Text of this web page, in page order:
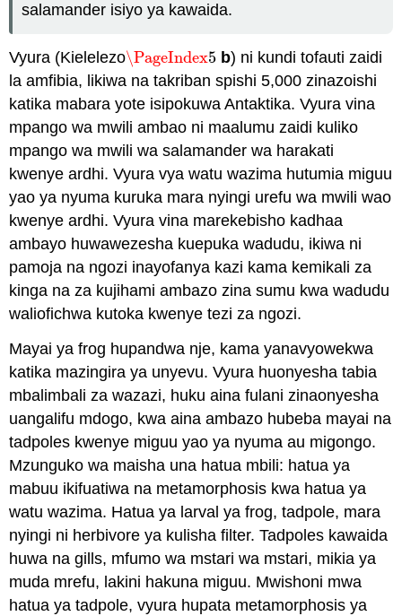
salamander isiyo ya kawaida.
Vyura (Kielelezo\PageIndex5
\PageIndex5 b) ni kundi tofauti zaidi
la amfibia, likiwa na takriban spishi 5,000 zinazoishi
katika mabara yote isipokuwa Antaktika. Vyura vina
mpango wa mwili ambao ni maalumu zaidi kuliko
mpango wa mwili wa salamander wa harakati
kwenye ardhi. Vyura vya watu wazima hutumia miguu
yao ya nyuma kuruka mara nyingi urefu wa mwili wao
kwenye ardhi. Vyura vina marekebisho kadhaa
ambayo huwawezesha kuepuka wadudu, ikiwa ni
pamoja na ngozi inayofanya kazi kama kemikali za
kinga na za kujihami ambazo zina sumu kwa wadudu
waliofichwa kutoka kwenye tezi za ngozi.
Mayai ya frog hupandwa nje, kama yanavyowekwa
katika mazingira ya unyevu. Vyura huonyesha tabia
mbalimbali za wazazi, huku aina fulani zinaonyesha
uangalifu mdogo, kwa aina ambazo hubeba mayai na
tadpoles kwenye miguu yao ya nyuma au migongo.
Mzunguko wa maisha una hatua mbili: hatua ya
mabuu ikifuatiwa na metamorphosis kwa hatua ya
watu wazima. Hatua ya larval ya frog, tadpole, mara
nyingi ni herbivore ya kulisha filter. Tadpoles kawaida
huwa na gills, mfumo wa mstari wa mstari, mikia ya
muda mrefu, lakini hakuna miguu. Mwishoni mwa
hatua ya tadpole, vyura hupata metamorphosis ya